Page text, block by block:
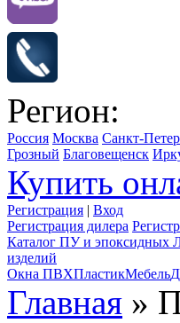
Регион:
Россия Москва Санкт-
Грозный Благовещенск
Купить
Регистрация | Вход
Регистрация дилера
Каталог ПУ и эпоксидных
изделий
Окна ПВХПластикМебель
Главная »